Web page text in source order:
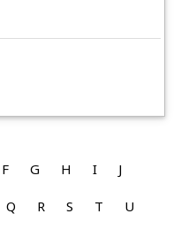
F G H I J
Q R S T U